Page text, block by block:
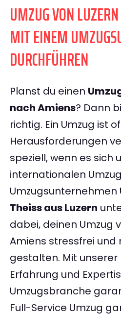
UMZUG VON
MIT EINEM
DURCHFÜHREN
Planst du einen
nach Amiens? Dann
richtig. Ein Umzug ist
Herausforderungen
speziell, wenn es sich
internationalen
Umzugsunternehmen
Theiss aus Luzern
dabei, deinen Umzug
Amiens stressfrei und
gestalten. Mit
Erfahrung und
Umzugsbranche
Full-Service Umzug